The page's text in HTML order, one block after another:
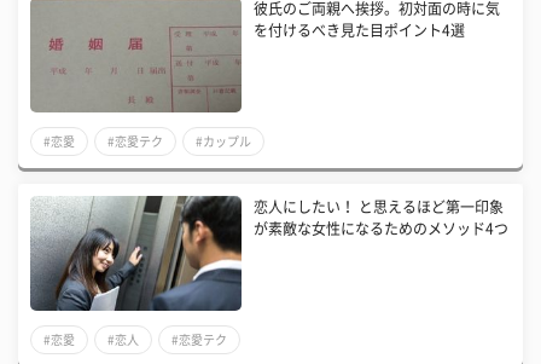
彼氏のご両親へ挨拶。初対面の時に気
を付けるべき見た目ポイント4選
#恋愛 #恋愛テク #カップル
恋人にしたい！ と思えるほど第一印象
が素敵な女性になるためのメソッド4つ
#恋愛 #恋人 #恋愛テク